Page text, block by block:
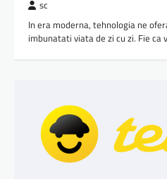
sc
In era moderna, tehnologia ne
imbunatati viata de zi cu zi. Fie ca